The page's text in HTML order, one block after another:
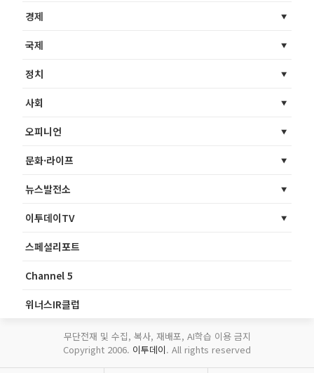
경제
국제
정치
사회
오피니언
문화·라이프
뉴스발전소
이투데이TV
스페셜리포트
Channel 5
위너스IR클럽
무단전재 및 수집, 복사, 재배포, AI학습 이용 금지
Copyright 2006. 이투데이. All rights reserved